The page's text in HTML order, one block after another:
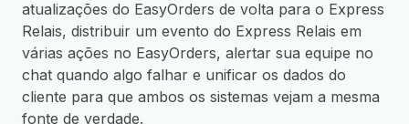
atualizações do EasyOrders de volta para o Express
Relais, distribuir um evento do Express Relais em
várias ações no EasyOrders, alertar sua equipe no
chat quando algo falhar e unificar os dados do
cliente para que ambos os sistemas vejam a mesma
fonte de verdade.